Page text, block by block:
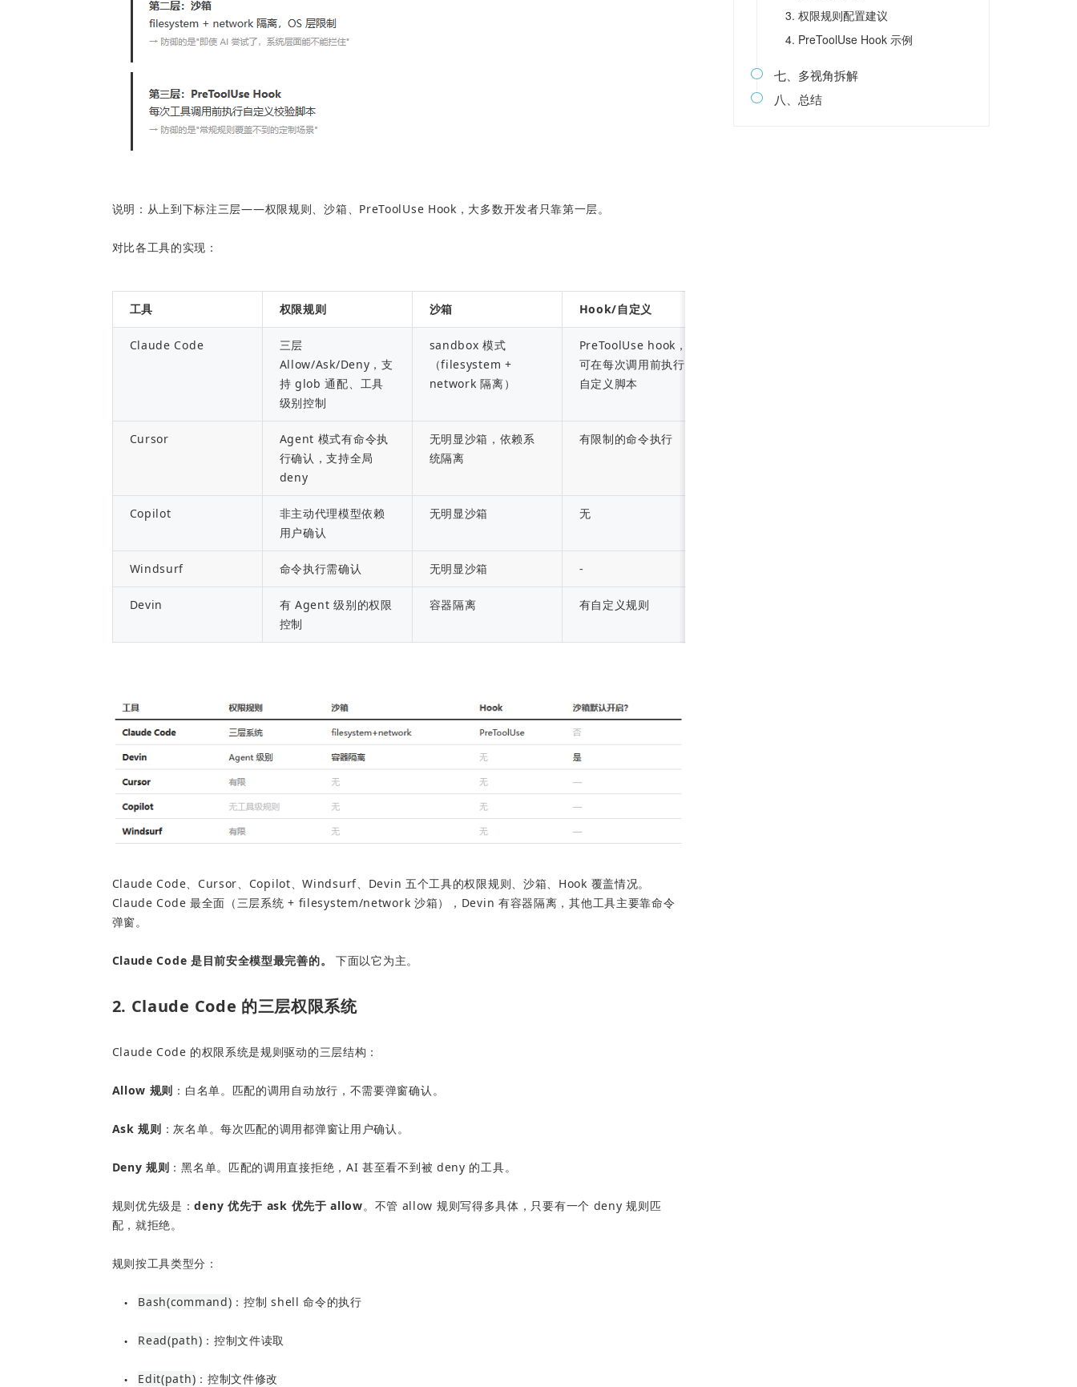
说明：从上到下标注三层——权限规则、沙箱、PreToolUse Hook，大多数开发者只靠第一层。
对比各工具的实现：
工具 权限规则 沙箱 Hook/自定义
Claude Code
三层
Allow/Ask/Deny，支
持 glob 通配、工具
级别控制
sandbox 模式
（filesystem +
network 隔离）
PreToolUse hook，
可在每次调用前执行
自定义脚本
Cursor
Agent 模式有命令执
行确认，支持全局
deny
无明显沙箱，依赖系
统隔离
有限制的命令执行
Copilot
非主动代理模型依赖
用户确认
无明显沙箱 无
Windsurf 命令执行需确认 无明显沙箱 -
Devin
有 Agent 级别的权限
控制
容器隔离 有自定义规则
Claude Code、Cursor、Copilot、Windsurf、Devin 五个工具的权限规则、沙箱、Hook 覆盖情况。
Claude Code 最全面（三层系统 + filesystem/network 沙箱），Devin 有容器隔离，其他工具主要靠命令
弹窗。
Claude Code 是目前安全模型最完善的。 下面以它为主。
2. Claude Code 的三层权限系统
Claude Code 的权限系统是规则驱动的三层结构：
Allow 规则 ：白名单。匹配的调用自动放行，不需要弹窗确认。
Ask 规则 ：灰名单。每次匹配的调用都弹窗让用户确认。
Deny 规则 ：黑名单。匹配的调用直接拒绝，AI 甚至看不到被 deny 的工具。
规则优先级是：deny 优先于 ask 优先于 allow。不管 allow 规则写得多具体，只要有一个 deny 规则匹
配，就拒绝。
规则按工具类型分：
● Bash(command) ：控制 shell 命令的执行
● Read(path) ：控制文件读取
● Edit(path) ：控制文件修改
3. 权限规则配置建议
4. PreToolUse Hook 示例
 七、多视角拆解
 八、总结